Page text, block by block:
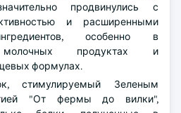
продвинулись с
и расширенными
особенно в
молочных продуктах и
формулах.
стимулируемый Зеленым
"От фермы до вилки",